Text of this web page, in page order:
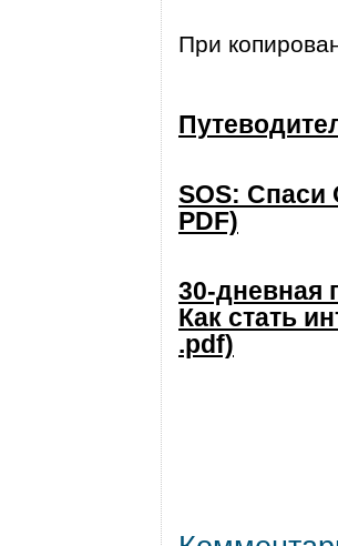
При
SOS: Спаси
PDF)
30-дневная
Как стать
.pdf)